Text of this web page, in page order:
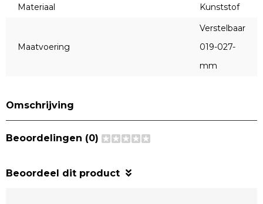
Materiaal
Kunststof
Maatvoering
Verstelbaar
019-027-
mm
Omschrijving
Beoordelingen (0)
Beoordeel dit product